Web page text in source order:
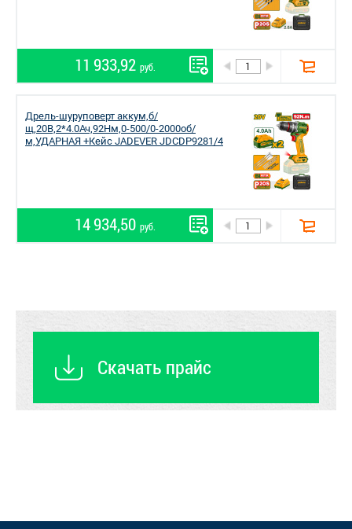
11 933,92 руб.
Дрель-шуруповерт аккум,б/
щ,20В,2*4.0Ач,92Нм,0-500/0-2000об/
м,УДАРНАЯ +Кейс JADEVER JDCDP9281/4
14 934,50 руб.
Скачать прайс